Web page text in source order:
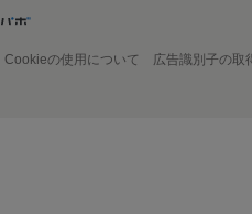
Cookieの使用について 広告識別子の取